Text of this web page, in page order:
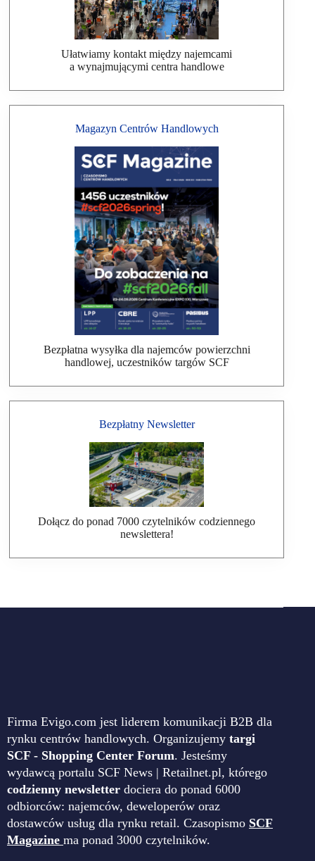
Ułatwiamy kontakt między najemcami
a wynajmującymi centra handlowe
Magazyn Centrów Handlowych
Bezpłatna wysyłka dla najemców powierzchni
handlowej, uczestników targów SCF
Bezpłatny Newsletter
Dołącz do ponad 7000 czytelników codziennego
newslettera!
Firma Evigo.com jest liderem komunikacji B2B dla
rynku centrów handlowych. Organizujemy targi
SCF - Shopping Center Forum. Jesteśmy
wydawcą portalu SCF News | Retailnet.pl, którego
codzienny newsletter dociera do ponad 6000
odbiorców: najemców, deweloperów oraz
dostawców usług dla rynku retail. Czasopismo SCF
Magazine ma ponad 3000 czytelników.